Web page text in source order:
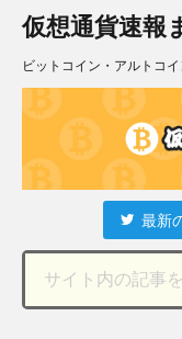
仮想通貨速報
ビットコイン・アルトコ
最新